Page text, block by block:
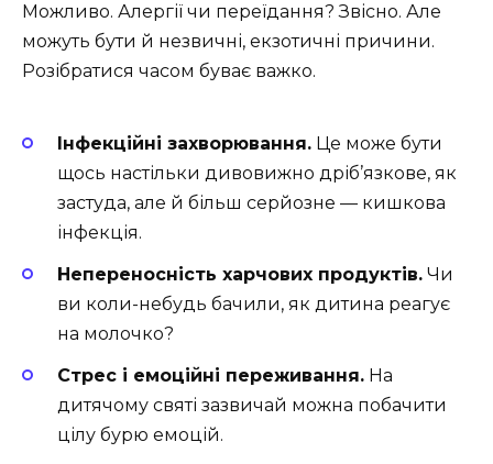
Можливо. Алергії чи переїдання? Звісно. Але
можуть бути й незвичні, екзотичні причини.
Розібратися часом буває важко.
Інфекційні захворювання. Це може бути
щось настільки дивовижно дріб’язкове, як
застуда, але й більш серйозне — кишкова
інфекція.
Непереносність харчових продуктів. Чи
ви коли-небудь бачили, як дитина реагує
на молочко?
Стрес і емоційні переживання. На
дитячому святі зазвичай можна побачити
цілу бурю емоцій.